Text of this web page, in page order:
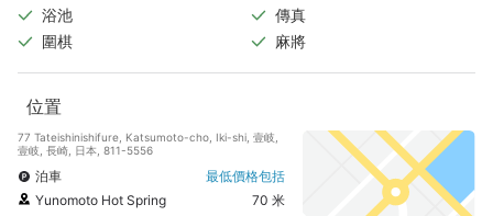
浴池
傳真
圍棋
麻將
位置
77 Tateishinishifure, Katsumoto-cho, Iki-shi, 壹岐,
壹岐, 長崎, 日本, 811-5556
泊車
最低價格包括
Yunomoto Hot Spring
70 米